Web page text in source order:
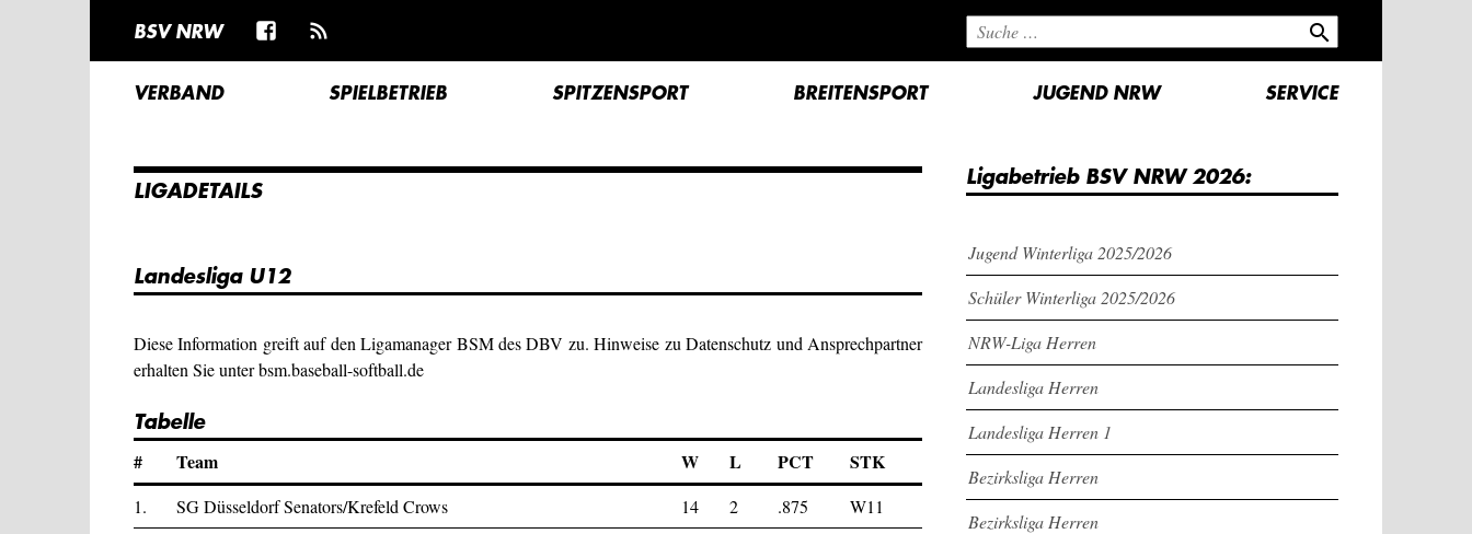
BSV NRW search
VERBAND SPIELBETRIEB SPITZENSPORT BREITENSPORT JUGEND NRW SERVICE
LIGADETAILS
Landesliga U12
Diese Information greift auf den Ligamanager BSM des DBV zu. Hinweise zu Datenschutz und Ansprechpartner
erhalten Sie unter bsm.baseball-softball.de
Tabelle
# Team W L PCT STK
1. SG Düsseldorf Senators/Krefeld Crows 14 2 .875
W11
Ligabetrieb BSV NRW 2026:
Jugend Winterliga 2025/2026
Schüler Winterliga 2025/2026
NRW-Liga Herren
Landesliga Herren
Landesliga Herren 1
Bezirksliga Herren
Bezirksliga Herren